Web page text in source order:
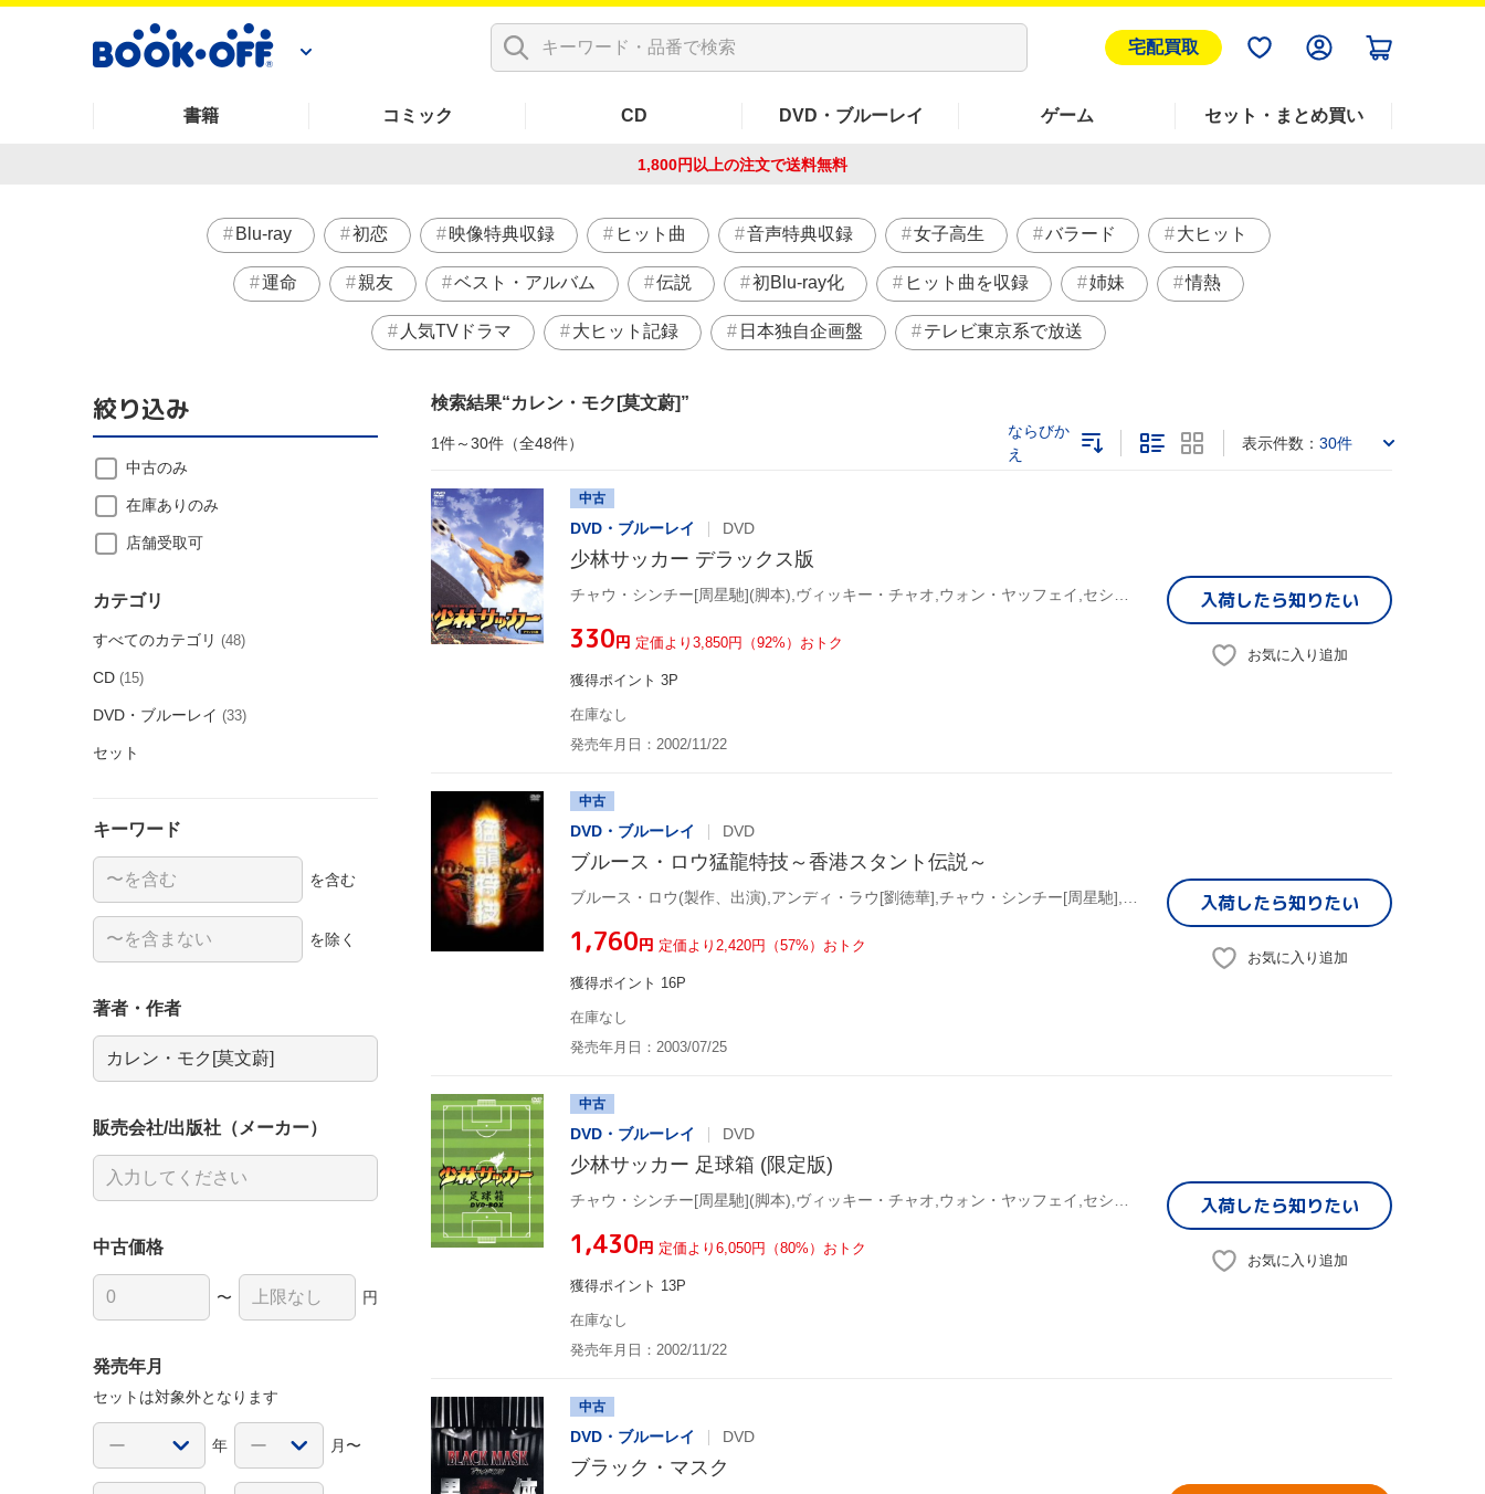
宅配買取
書籍 コミック CD DVD・ブルーレイ ゲーム セット・まとめ買い
1,800円以上の注文で送料無料
Blu-ray 初恋 映像特典収録 ヒット曲 音声特典収録 女子高生 バラード 大ヒット
運命 親友 ベスト・アルバム 伝説 初Blu-ray化 ヒット曲を収録 姉妹 情熱
人気TVドラマ 大ヒット記録 日本独自企画盤 テレビ東京系で放送
検索結果 カレン・モク[莫文蔚]
1件～30件（全48件）
ならびか
え
表示件数： 30件
中古
DVD・ブルーレイ DVD
少林サッカー デラックス版
¥330円 定価より3,850円（92%）おトク
獲得ポイント 3P
在庫なし
発売年月日：2002/11/22
入荷したら知りたい
お気に入り追加
中古
DVD・ブルーレイ DVD
ブルース・ロウ猛龍特技～香港スタント伝説～
¥1,760円 定価より2,420円（57%）おトク
獲得ポイント 16P
在庫なし
発売年月日：2003/07/25
入荷したら知りたい
お気に入り追加
中古
DVD・ブルーレイ DVD
少林サッカー 足球箱 (限定版)
¥1,430円 定価より6,050円（80%）おトク
獲得ポイント 13P
在庫なし
発売年月日：2002/11/22
入荷したら知りたい
お気に入り追加
中古
DVD・ブルーレイ DVD
ブラック・マスク
絞り込み
中古のみ
在庫ありのみ
店舗受取可
カテゴリ
すべてのカテゴリ (48)
CD (15)
DVD・ブルーレイ (33)
セット
キーワード
を含む
を除く
著者・作者
販売会社/出版社（メーカー）
中古価格
〜 円
発売年月
セットは対象外となります
年 月〜